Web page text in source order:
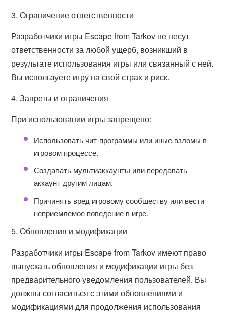
3. Ограничение ответственности
Разработчики игры Escape from Tarkov не несут
ответственности за любой ущерб, возникший в
результате использования игры или связанный с ней.
Вы используете игру на свой страх и риск.
4. Запреты и ограничения
При использовании игры запрещено:
Использовать чит-программы или иные взломы в
игровом процессе.
Создавать мультиаккаунты или передавать
аккаунт другим лицам.
Причинять вред игровому сообществу или вести
неприемлемое поведение в игре.
5. Обновления и модификации
Разработчики игры Escape from Tarkov имеют право
выпускать обновления и модификации игры без
предварительного уведомления пользователей. Вы
должны согласиться с этими обновлениями и
модификациями для продолжения использования